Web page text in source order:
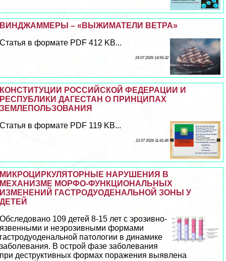
ВИНДЖАММЕРЫ – «ВЫЖИМАТЕЛИ ВЕТРА»
Статья в формате PDF 412 KB...
24 07 2026 14:56:32
КОНСТИТУЦИИ РОССИЙСКОЙ ФЕДЕРАЦИИ И
РЕСПУБЛИКИ ДАГЕСТАН О ПРИНЦИПАХ
ЗЕМЛЕПОЛЬЗОВАНИЯ
Статья в формате PDF 119 KB...
23 07 2026 11:41:46
МИКРОЦИРКУЛЯТОРНЫЕ НАРУШЕНИЯ В
МЕХАНИЗМЕ МОРФО-ФУНКЦИОНАЛЬНЫХ
ИЗМЕНЕНИЙ ГАСТРОДУОДЕНАЛЬНОЙ ЗОНЫ У
ДЕТЕЙ
Обследовано 109 детей 8-15 лет с эрозивно-
язвенными и неэрозивными формами
гастродуоденальной патологии в динамике
заболевания. В острой фазе заболевания
при деструктивных формах поражения выявлена